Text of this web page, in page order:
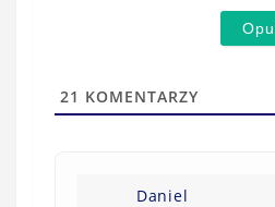
21 KOMENTARZY
Daniel